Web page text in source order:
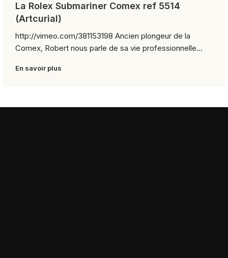
La Rolex Submariner Comex ref 5514
(Artcurial)
http://vimeo.com/381153198 Ancien plongeur de la
Comex, Robert nous parle de sa vie professionnelle...
En savoir plus